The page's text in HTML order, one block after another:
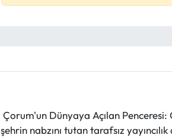
Çorum'un Dünyaya Açılan
şehrin nabzını tutan tarafsız